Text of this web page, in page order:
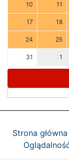
10 11
17 18
24 25
31 1
Strona główna